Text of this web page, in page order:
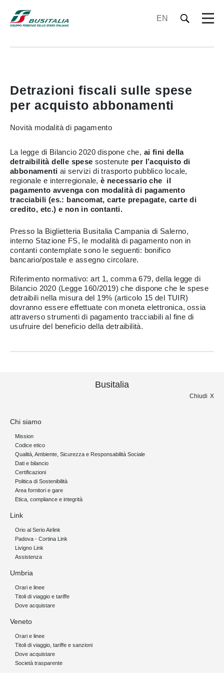
EN
Detrazioni fiscali sulle spese
per acquisto abbonamenti
Novità modalità di pagamento
La legge di Bilancio 2020 dispone che, ai fini della
detraibilità delle spese sostenute per l’acquisto di
abbonamenti ai servizi di trasporto pubblico locale,
regionale e interregionale,è necessario che il
pagamento avvenga con modalità di pagamento
tracciabili (es.: bancomat, carte prepagate, carte di
credito, etc.) e non in contanti.
Presso la Biglietteria Busitalia Campania di Salerno,
interno Stazione FS, le modalità di pagamento non in
contanti contemplate sono le seguenti: bonifico
bancario/postale e assegno circolare.
Riferimento normativo: art 1, comma 679, della legge di
Bilancio 2020 (Legge 160/2019) che dispone che le spese
detraibili nella misura del 19% (articolo 15 del TUIR)
dovranno essere effettuate con moneta elettronica, ossia
attraverso strumenti di pagamento tracciabili al fine di
usufruire del beneficio della detraibilità.
Busitalia
Chiudi
Chi siamo
Mission
Codice etico
Qualità, Ambiente, Sicurezza e Responsabilità Sociale
Dati e bilancio
Certificazioni
Politica di Sostenibilità
Area fornitori e gare
Etica, compliance e integrità
Link
Orio al Serio Airlink
Padova - Cortina Link
Livigno Link
Assistenza
Umbria
Orari e linee
Titoli di viaggio e tariffe
Dove acquistare
Veneto
Orari e linee
Titoli di viaggio, tariffe e sanzioni
Dove acquistare
Società trasparente